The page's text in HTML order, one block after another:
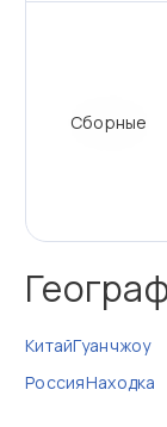
Сборные
КитайГуанчжоу
РоссияНаходка